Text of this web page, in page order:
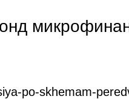
po-skhemam-